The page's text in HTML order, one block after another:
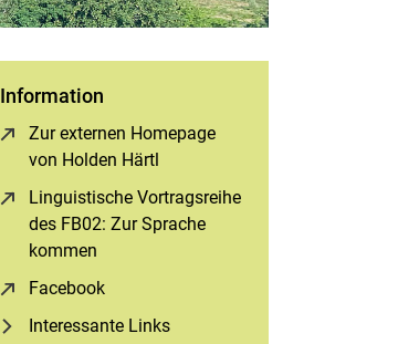
Information
Zur externen Homepage
von Holden Härtl
Linguistische Vortragsreihe
des FB02: Zur Sprache
kommen
Facebook
Interessante Links